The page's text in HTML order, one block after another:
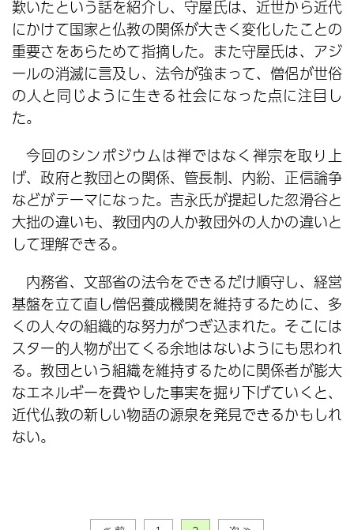
歎いたという話を紹介し、守屋氏は、近世から近代
にかけて国家と仏教の関係が大きく変化したことの
重要さをあらためて指摘した。また守屋氏は、アジ
ールの消滅に言及し、法令が強まって、僧侶が世俗
の人と同じように生きる社会になった点に注目し
た。
今回のシンポジウムは禅ではなく禅宗を取り上
げ、政府と教団との関係、管長制、内紛、正信論争
などがテーマになった。吉永氏が提起した忽滑谷と
大拙の違いも、教団内の人か教団外の人かの違いと
して理解できる。
内務省、文部省の法令をできるだけ順守し、経営
基盤を立て直し僧侶養成機関を維持するために、多
くの人々の組織的な努力がつぎ込まれた。そこには
スター的人物が出てくる余地はないようにも思われ
る。教団という組織を維持するために関係者が膨大
なエネルギーを費やした事実を掘り下げていくと、
近代仏教の新しい物語の源泉を発見できるかもしれ
ない。